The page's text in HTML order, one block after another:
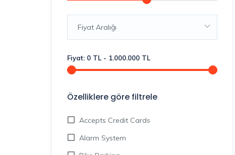
Fiyat Aralığı
Fiyat: 0 TL - 1.000.000 TL
Özelliklere göre filtrele
Accepts Credit Cards
Alarm System